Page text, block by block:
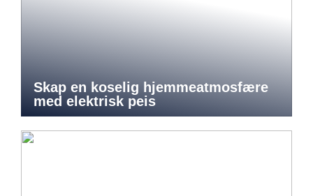
Skap en koselig hjemmeatmosfære
med elektrisk peis